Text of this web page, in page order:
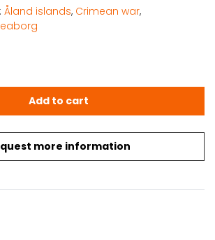
more information
Beskrifning öfver
Add to cart
Åland islands, Crimean war,